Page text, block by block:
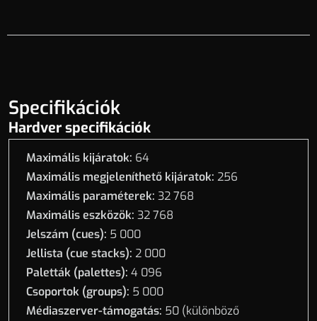
Specifikációk
Hardver specifikációk
Maximális kijáratok: 64
Maximális megjeleníthető kijáratok: 256
Maximális paraméterek: 32 768
Maximális eszközök: 32 768
Jelszám (cues): 5 000
Jellista (cue stacks): 2 000
Paletták (palettes): 4 096
Csoportok (groups): 5 000
Médiaszerver-támogatás: 50 (különböző